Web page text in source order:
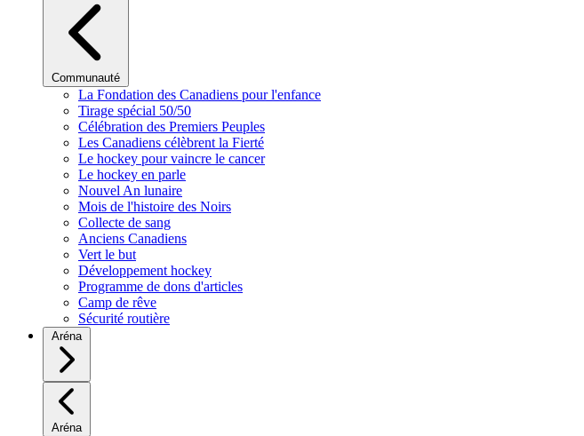
Communauté
La Fondation des Canadiens pour l'enfance
Tirage spécial 50/50
Célébration des Premiers Peuples
Les Canadiens célèbrent la Fierté
Le hockey pour vaincre le cancer
Le hockey en parle
Nouvel An lunaire
Mois de l'histoire des Noirs
Collecte de sang
Anciens Canadiens
Vert le but
Développement hockey
Programme de dons d'articles
Camp de rêve
Sécurité routière
Aréna
Aréna